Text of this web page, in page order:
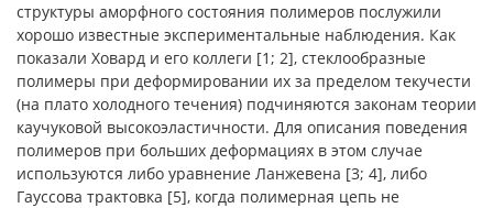
структуры аморфного состояния полимеров послужили
хорошо известные экспериментальные наблюдения. Как
показали Ховард и его коллеги [1; 2], стеклообразные
полимеры при деформировании их за пределом текучести
(на плато холодного течения) подчиняются законам теории
каучуковой высокоэластичности. Для описания поведения
полимеров при больших деформациях в этом случае
используются либо уравнение Ланжевена [3; 4], либо
Гауссова трактовка [5], когда полимерная цепь не